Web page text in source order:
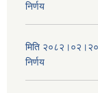
निर्णय
मिति
निर्णय